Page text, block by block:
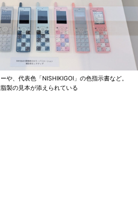
や、代表色「NISHIKIGOI」の色指示書など。
製の見本が添えられている